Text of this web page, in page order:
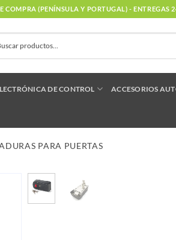
COMPRA (PENÍNSULA Y PORTUGAL) - ENTREGAS
DE CONTROL ACCESORIOS
PARA PUERTAS